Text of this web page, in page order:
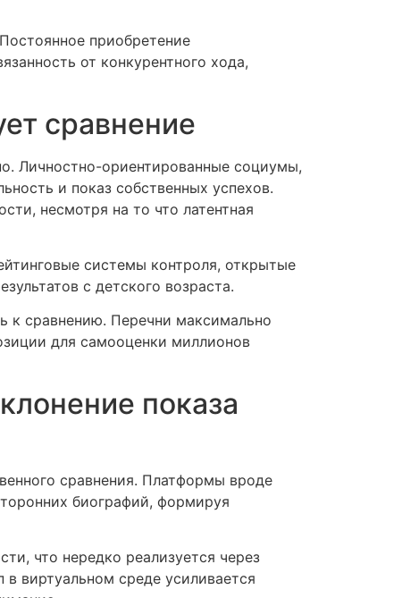
приобретение
от конкурентного хода,
сравнение
Личностно-ориентированные социумы,
и показ собственных успехов.
несмотря на то что латентная
системы контроля, открытые
с детского возраста.
к сравнению. Перечни максимально
для самооценки миллионов
показа
сравнения. Платформы вроде
биографий, формируя
что нередко реализуется через
виртуальном среде усиливается